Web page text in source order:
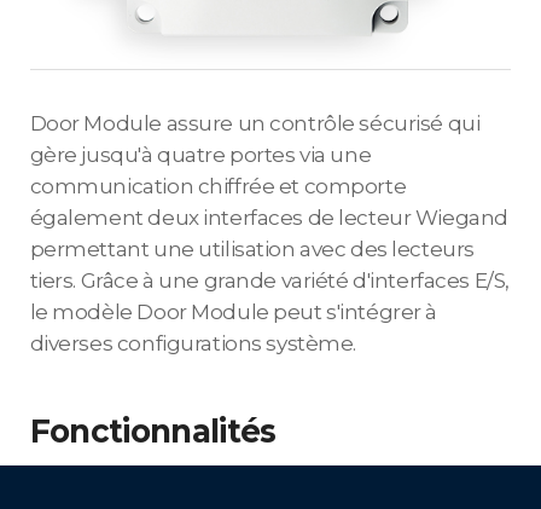
Door Module assure un contrôle sécurisé qui
gère jusqu'à quatre portes via une
communication chiffrée et comporte
également deux interfaces de lecteur Wiegand
permettant une utilisation avec des lecteurs
tiers. Grâce à une grande variété d'interfaces E/S,
le modèle Door Module peut s'intégrer à
diverses configurations système.
Fonctionnalités